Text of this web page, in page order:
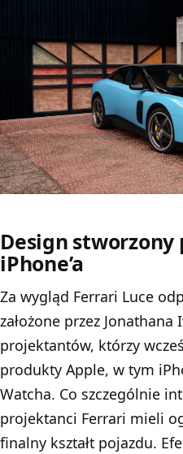
Design
iPhone’a
Za wygląd Ferrari Luce
założone przez Jonathana
projektantów, którzy
produkty Apple, w tym
Watcha. Co szczególnie
projektanci Ferrari mieli
finalny kształt pojazdu.